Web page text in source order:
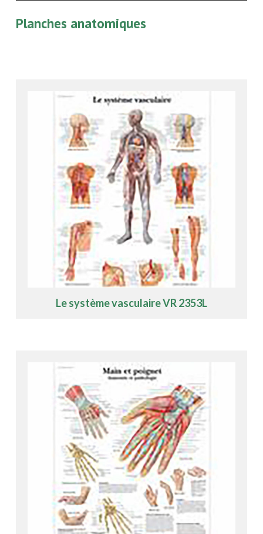
Planches anatomiques
Le système vasculaire VR 2353L